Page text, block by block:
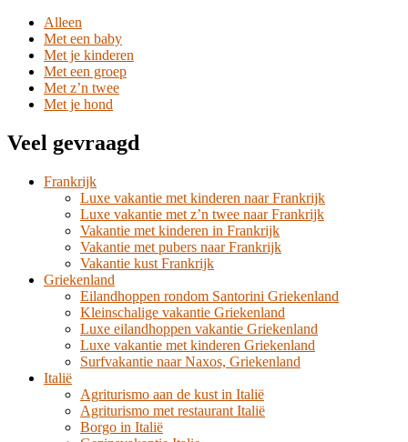
Alleen
Met een baby
Met je kinderen
Met een groep
Met z’n twee
Met je hond
Veel gevraagd
Frankrijk
Luxe vakantie met kinderen naar Frankrijk
Luxe vakantie met z’n twee naar Frankrijk
Vakantie met kinderen in Frankrijk
Vakantie met pubers naar Frankrijk
Vakantie kust Frankrijk
Griekenland
Eilandhoppen rondom Santorini Griekenland
Kleinschalige vakantie Griekenland
Luxe eilandhoppen vakantie Griekenland
Luxe vakantie met kinderen Griekenland
Surfvakantie naar Naxos, Griekenland
Italië
Agriturismo aan de kust in Italië
Agriturismo met restaurant Italië
Borgo in Italië